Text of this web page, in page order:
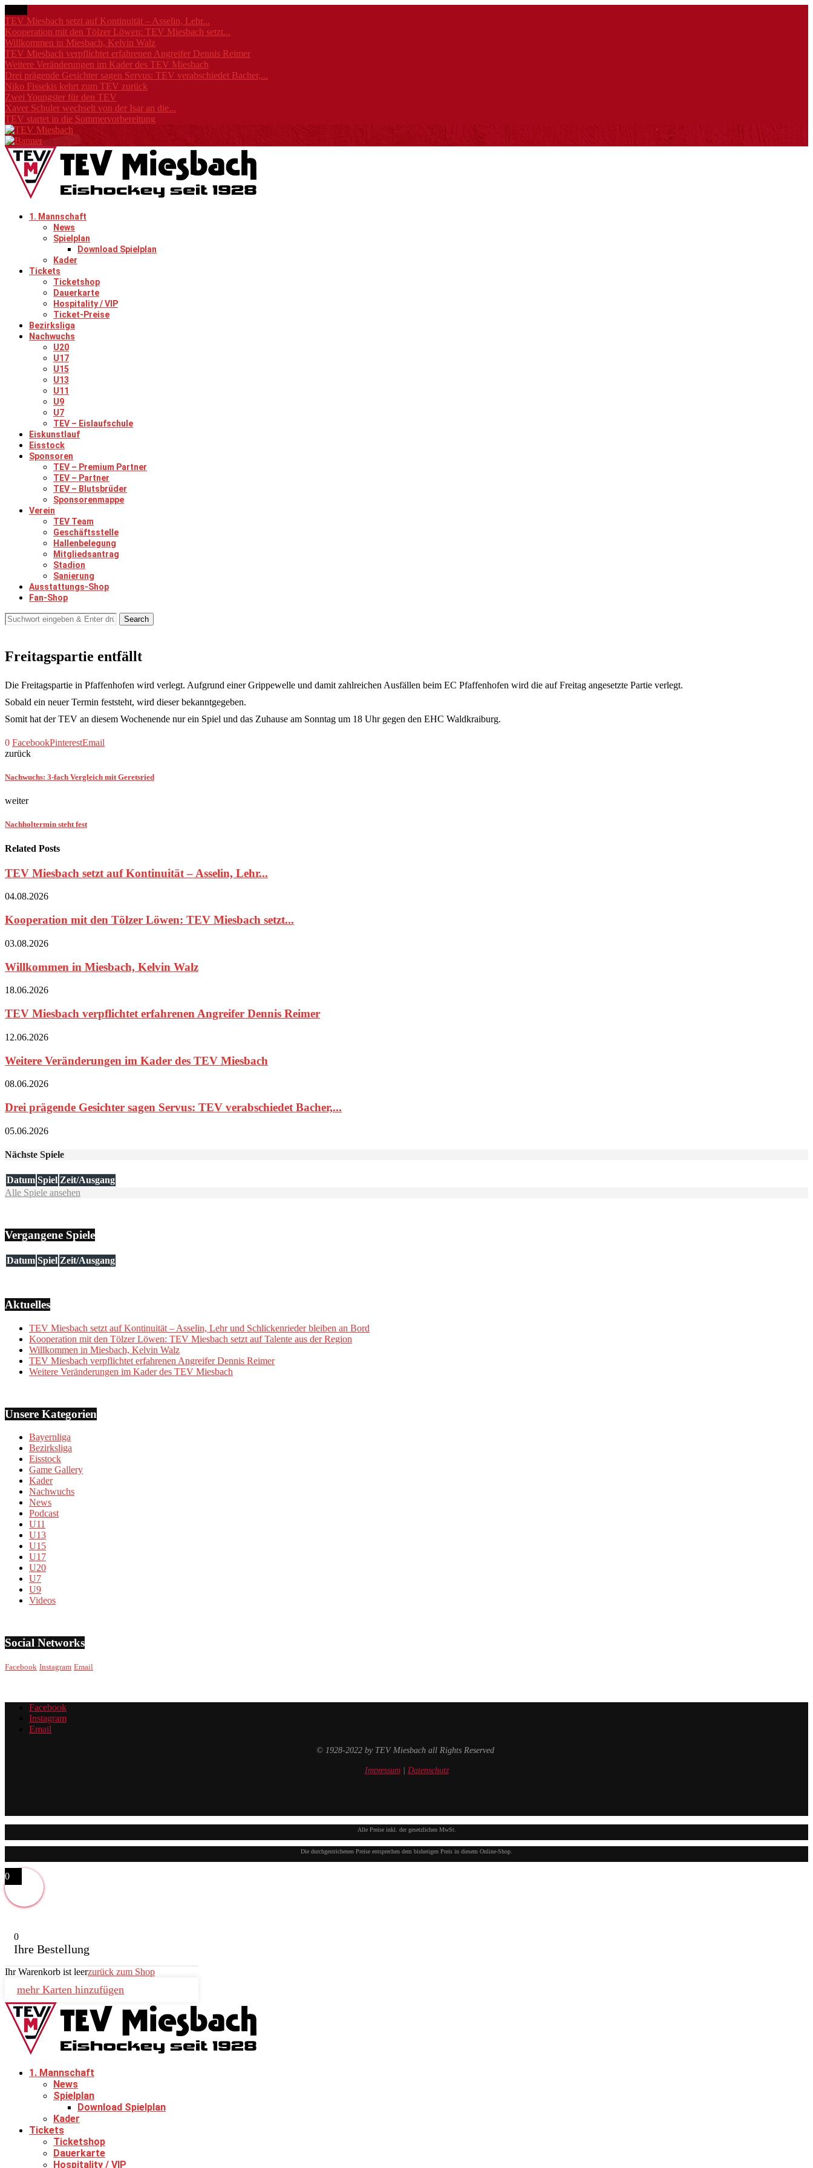
TEV Miesbach setzt auf Kontinuität – Asselin, Lehr...
Kooperation mit den Tölzer Löwen: TEV Miesbach setzt...
Willkommen in Miesbach, Kelvin Walz
TEV Miesbach verpflichtet erfahrenen Angreifer Dennis Reimer
Weitere Veränderungen im Kader des TEV Miesbach
Drei prägende Gesichter sagen Servus: TEV verabschiedet Bacher,...
Niko Fissekis kehrt zum TEV zurück
Zwei Youngster für den TEV
Xaver Schuler wechselt von der Isar an die...
TEV startet in die Sommervorbereitung
1. Mannschaft
News
Spielplan
Download Spielplan
Kader
Tickets
Ticketshop
Dauerkarte
Hospitality / VIP
Ticket-Preise
Bezirksliga
Nachwuchs
U20
U17
U15
U13
U11
U9
U7
TEV – Eislaufschule
Eiskunstlauf
Eisstock
Sponsoren
TEV – Premium Partner
TEV – Partner
TEV – Blutsbrüder
Sponsorenmappe
Verein
TEV Team
Geschäftsstelle
Hallenbelegung
Mitgliedsantrag
Stadion
Sanierung
Ausstattungs-Shop
Fan-Shop
Search
Freitagspartie entfällt
Die Freitagspartie in Pfaffenhofen wird verlegt. Aufgrund einer Grippewelle und damit zahlreichen Ausfällen beim EC Pfaffenhofen wird die auf Freitag angesetzte Partie verlegt.
Sobald ein neuer Termin feststeht, wird dieser bekanntgegeben.
Somit hat der TEV an diesem Wochenende nur ein Spiel und das Zuhause am Sonntag um 18 Uhr gegen den EHC Waldkraiburg.
0 FacebookPinterestEmail
zurück
Nachwuchs: 3-fach Vergleich mit Geretsried
weiter
Nachholtermin steht fest
Related Posts
TEV Miesbach setzt auf Kontinuität – Asselin, Lehr...
04.08.2026
Kooperation mit den Tölzer Löwen: TEV Miesbach setzt...
03.08.2026
Willkommen in Miesbach, Kelvin Walz
18.06.2026
TEV Miesbach verpflichtet erfahrenen Angreifer Dennis Reimer
12.06.2026
Weitere Veränderungen im Kader des TEV Miesbach
08.06.2026
Drei prägende Gesichter sagen Servus: TEV verabschiedet Bacher,...
05.06.2026
Nächste Spiele
Datum Spiel Zeit/Ausgang
Alle Spiele ansehen
Vergangene Spiele
Datum Spiel Zeit/Ausgang
Aktuelles
TEV Miesbach setzt auf Kontinuität – Asselin, Lehr und Schlickenrieder bleiben an Bord
Kooperation mit den Tölzer Löwen: TEV Miesbach setzt auf Talente aus der Region
Willkommen in Miesbach, Kelvin Walz
TEV Miesbach verpflichtet erfahrenen Angreifer Dennis Reimer
Weitere Veränderungen im Kader des TEV Miesbach
Unsere Kategorien
Bayernliga
Bezirksliga
Eisstock
Game Gallery
Kader
Nachwuchs
News
Podcast
U11
U13
U15
U17
U20
U7
U9
Videos
Social Networks
Facebook Instagram Email
Facebook
Instagram
Email
© 1928-2022 by TEV Miesbach all Rights Reserved
Impressum| Datenschutz
Alle Preise inkl. der gesetzlichen MwSt.
Die durchgestrichenen Preise entsprechen dem bisherigen Preis in diesem Online-Shop.
0
0
Ihre Bestellung
Ihr Warenkorb ist leerzurück zum Shop
mehr Karten hinzufügen
1. Mannschaft
News
Spielplan
Download Spielplan
Kader
Tickets
Ticketshop
Dauerkarte
Hospitality / VIP